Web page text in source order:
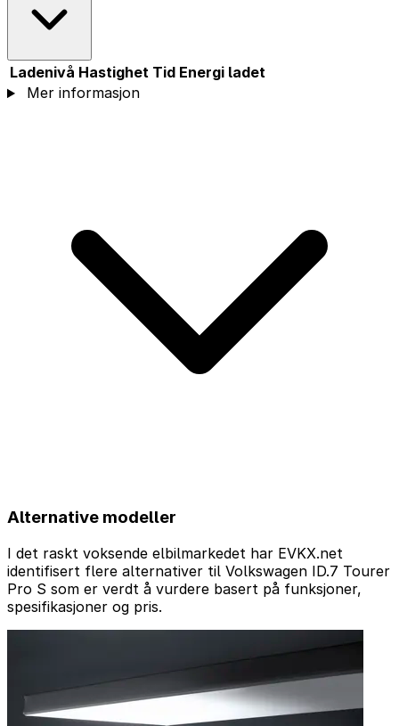
Ladenivå Hastighet Tid Energi ladet
Mer informasjon
Alternative modeller
I det raskt voksende elbilmarkedet har EVKX.net
identifisert flere alternativer til Volkswagen ID.7 Tourer
Pro S som er verdt å vurdere basert på funksjoner,
spesifikasjoner og pris.